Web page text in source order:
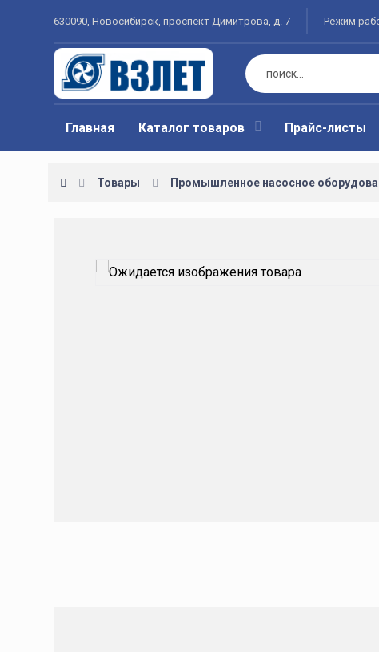
630090, Новосибирск, проспект Димитрова, д. 7 Режим
Главная Каталог товаров Прайс-листы
Товары Промышленное насосное